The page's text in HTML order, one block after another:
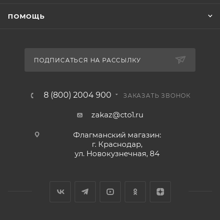
ПОМОЩЬ
ПОДПИСАТЬСЯ НА РАССЫЛКУ
8 (800) 2004 900 ЗАКАЗАТЬ ЗВОНОК
zakaz@cto1.ru
Флагманский магазин:
г. Краснодар,
ул. Новокузнечная, 84